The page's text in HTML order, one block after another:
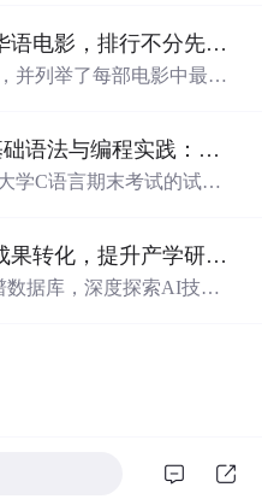
【电影推荐】60部经典华语电影，排行不分先后！
并列举了每部电影中最令
【计算机科学】C语言基础语法与编程实践：湖南科技大学期末考试核心知识点解析
学C语言期末考试的试题
数定义与调用、指针初步
，每道题后附有正确答
准备期末考试或需要强
握程度；②辅助教师出题
逻辑控制的题目，理解每
高校如何有效促进科研成果转化，提升产学研合作效率？.docx
数据库，深度探索AI技术
动科技创新与产业创新